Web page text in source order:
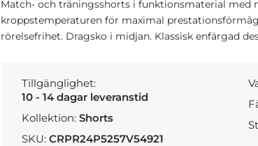
Match- och träningsshorts i funktionsmaterial
kroppstemperaturen för maximal
rörelsefrihet. Dragsko i midjan. Klassisk enfärgad
Tillgänglighet:
10 - 14 dagar leveranstid
Kollektion: Shorts
SKU: CRPR24P5257V54921